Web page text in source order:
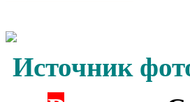
Источник